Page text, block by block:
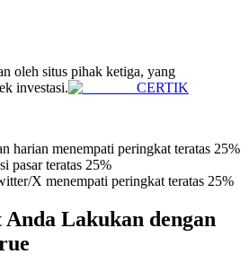
oleh situs pihak ketiga, yang
investasi.
CERTIK
harian menempati peringkat teratas 25%
pasar teratas 25%
X menempati peringkat teratas 25%
Anda Lakukan dengan